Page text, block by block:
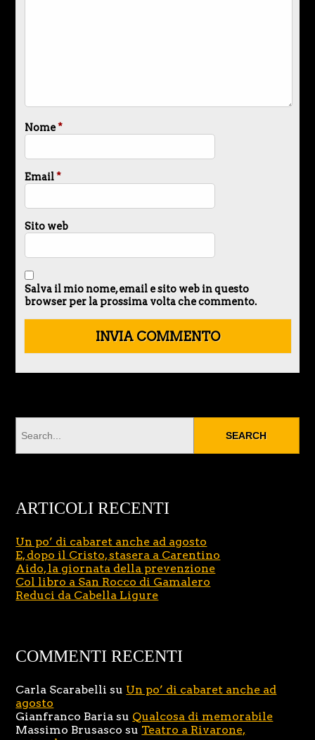
Nome*
Email*
Sito web
Salva il mio nome, email e sito web in questo
browser per la prossima volta che commento.
ARTICOLI RECENTI
Un po’ di cabaret anche ad agosto
E, dopo il Cristo, stasera a Carentino
Aido, la giornata della prevenzione
Col libro a San Rocco di Gamalero
Reduci da Cabella Ligure
COMMENTI RECENTI
Carla Scarabelli su Un po’ di cabaret anche ad
agosto
Gianfranco Baria su Qualcosa di memorabile
Massimo Brusasco su Teatro a Rivarone,